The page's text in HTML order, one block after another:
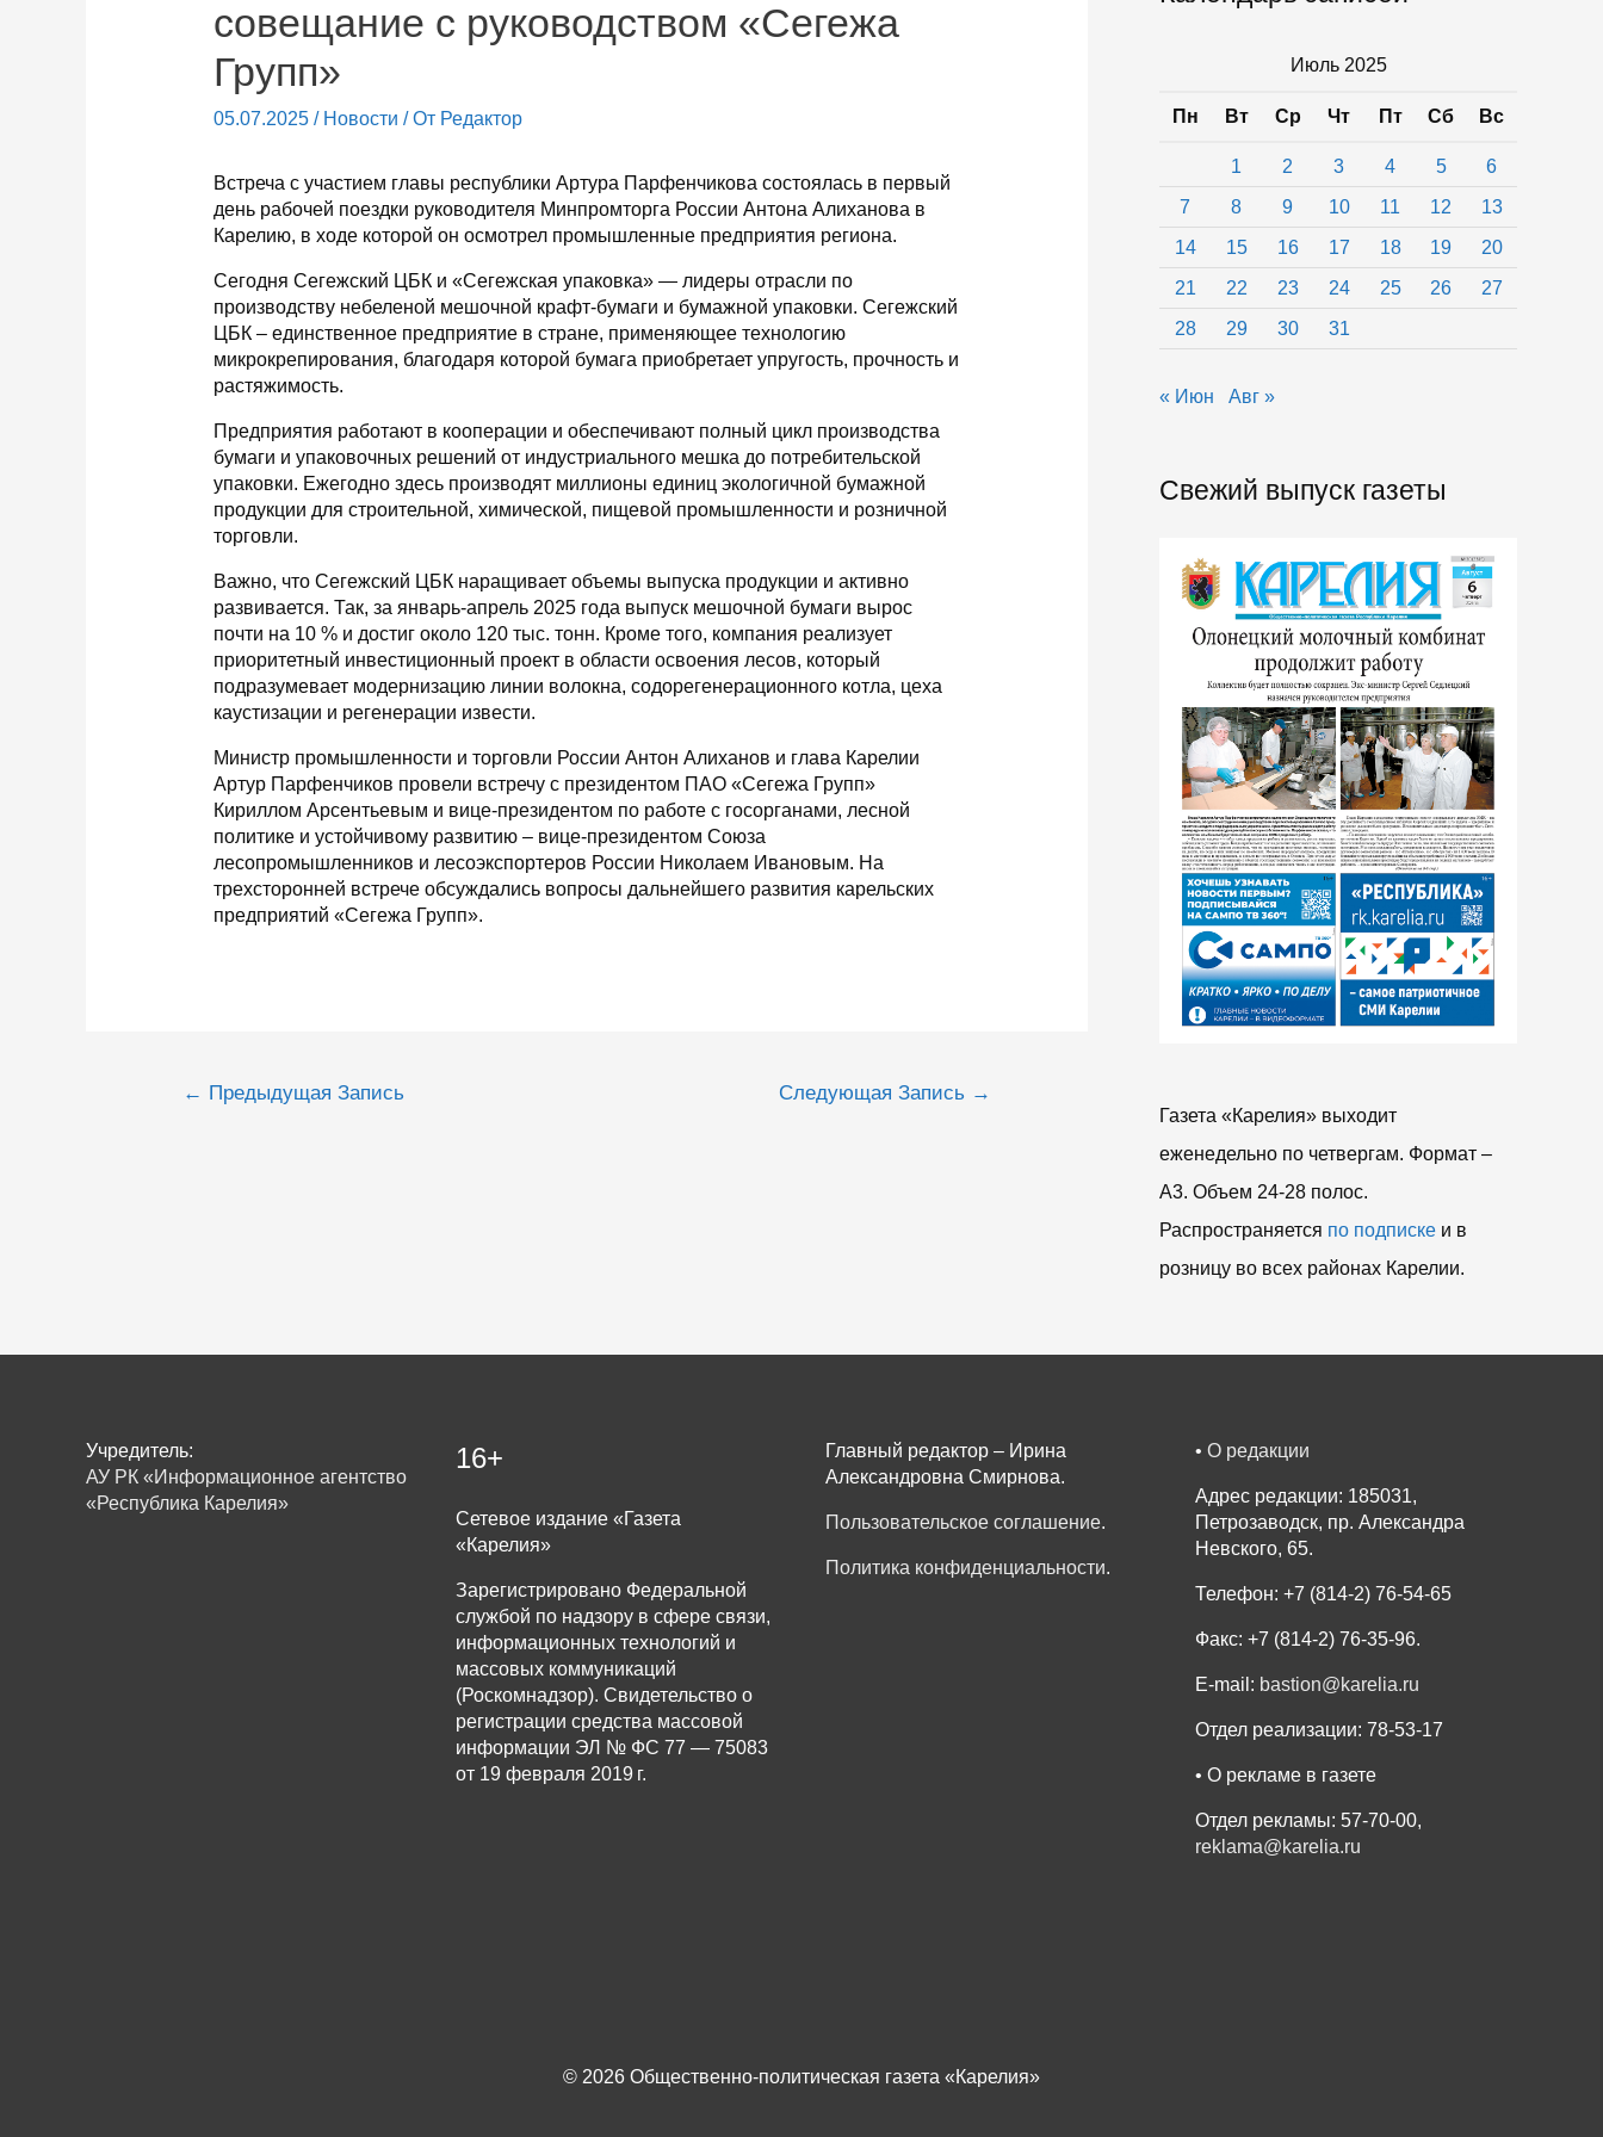
совещание с руководством «Сегежа
Групп»
05.07.2025/ Новости / От Редактор
Встреча с участием главы республики Артура Парфенчикова состоялась в первый
день рабочей поездки руководителя Минпромторга России Антона Алиханова в
Карелию, в ходе которой он осмотрел промышленные предприятия региона.
Сегодня Сегежский ЦБК и «Сегежская упаковка» — лидеры отрасли по
производству небеленой мешочной крафт-бумаги и бумажной упаковки. Сегежский
ЦБК – единственное предприятие в стране, применяющее технологию
микрокрепирования, благодаря которой бумага приобретает упругость, прочность и
растяжимость.
Предприятия работают в кооперации и обеспечивают полный цикл производства
бумаги и упаковочных решений от индустриального мешка до потребительской
упаковки. Ежегодно здесь производят миллионы единиц экологичной бумажной
продукции для строительной, химической, пищевой промышленности и розничной
торговли.
Важно, что Сегежский ЦБК наращивает объемы выпуска продукции и активно
развивается. Так, за январь-апрель 2025 года выпуск мешочной бумаги вырос
почти на 10 % и достиг около 120 тыс. тонн. Кроме того, компания реализует
приоритетный инвестиционный проект в области освоения лесов, который
подразумевает модернизацию линии волокна, содорегенерационного котла, цеха
каустизации и регенерации извести.
Министр промышленности и торговли России Антон Алиханов и глава Карелии
Артур Парфенчиков провели встречу с президентом ПАО «Сегежа Групп»
Кириллом Арсентьевым и вице-президентом по работе с госорганами, лесной
политике и устойчивому развитию – вице-президентом Союза
лесопромышленников и лесоэкспортеров России Николаем Ивановым. На
трехсторонней встрече обсуждались вопросы дальнейшего развития карельских
предприятий «Сегежа Групп».
Навигация
← Предыдущая Запись Следующая Запись →
Июль 2025
Пн Вт Ср Чт Пт Сб Вс
1 2 3 4 5
6
7
8 9 10 11 12
13
14
15 16 17 18 19
20
21
22 23 24 25 26
27
28
29 30 31
« Июн Авг »
Свежий выпуск газеты
Газета «Карелия» выходит
еженедельно по четвергам. Формат –
A3. Объем 24-28 полос.
Распространяется по подписке и в
розницу во всех районах Карелии.
Учредитель:
АУ РК «Информационное агентство
«Республика Карелия»
16+
Сетевое издание «Газета
«Карелия»
Зарегистрировано Федеральной
службой по надзору в сфере связи,
информационных технологий и
массовых коммуникаций
(Роскомнадзор). Свидетельство о
регистрации средства массовой
информации ЭЛ № ФС 77 — 75083
от 19 февраля 2019 г.
Главный редактор – Ирина
Александровна Смирнова.
Пользовательское соглашение.
Политика конфиденциальности.
• О редакции
Адрес редакции: 185031,
Петрозаводск, пр. Александра
Невского, 65.
Телефон: +7 (814-2) 76-54-65
Факс: +7 (814-2) 76-35-96.
E-mail: bastion@karelia.ru
Отдел реализации: 78-53-17
• О рекламе в газете
Отдел рекламы: 57-70-00,
reklama@karelia.ru
© 2026 Общественно-политическая газета «Карелия»